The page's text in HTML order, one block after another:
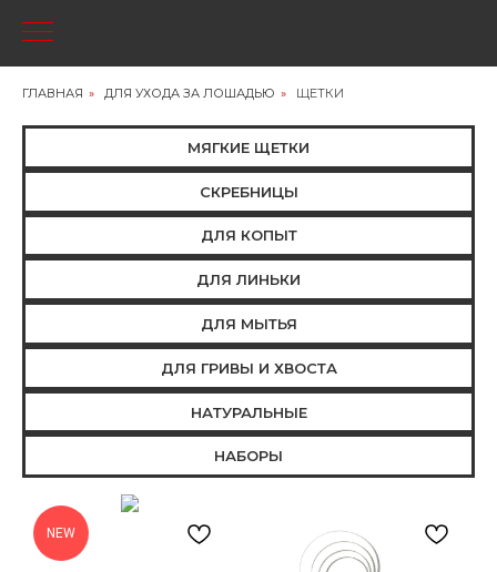
ГЛАВНАЯ » ДЛЯ УХОДА ЗА ЛОШАДЬЮ » ЩЕТКИ
МЯГКИЕ ЩЕТКИ
СКРЕБНИЦЫ
ДЛЯ КОПЫТ
ДЛЯ ЛИНЬКИ
ДЛЯ МЫТЬЯ
ДЛЯ ГРИВЫ И ХВОСТА
НАТУРАЛЬНЫЕ
НАБОРЫ
NEW